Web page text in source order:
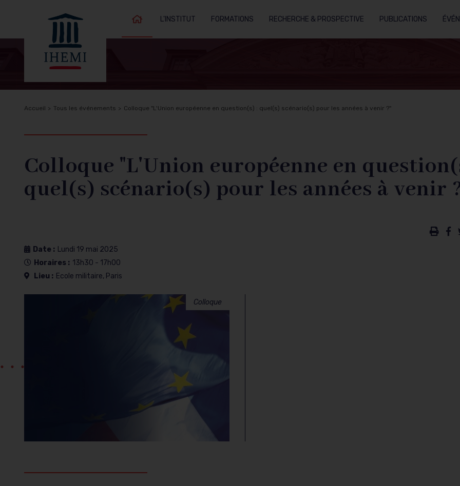
Retour à
l'accueil
Accueil
L'INSTITUT FORMATIONS RECHERCHE & PROSPECTIVE PUBLICATIONS
Accueil Tous les événements Colloque "L'Union européenne en question(s) : quel(s) scénario(s) pour les années à venir ?"
Colloque "L'Union européenne en
quel(s) scénario(s) pour les années à venir
Date : Lundi 19 mai 2025
Horaires : 13h30 - 17h00
Lieu : Ecole militaire, Paris
Colloque